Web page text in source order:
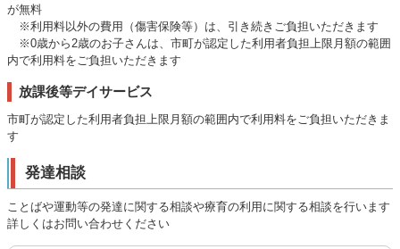
が無料
※利用料以外の費用（傷害保険等）は、引き続きご負担いただきます
※0歳から2歳のお子さんは、市町が認定した利用者負担上限月額の範囲
内で利用料をご負担いただきます
放課後等デイサービス
市町が認定した利用者負担上限月額の範囲内で利用料をご負担いただきま
す
発達相談
ことばや運動等の発達に関する相談や療育の利用に関する相談を行います
詳しくはお問い合わせください